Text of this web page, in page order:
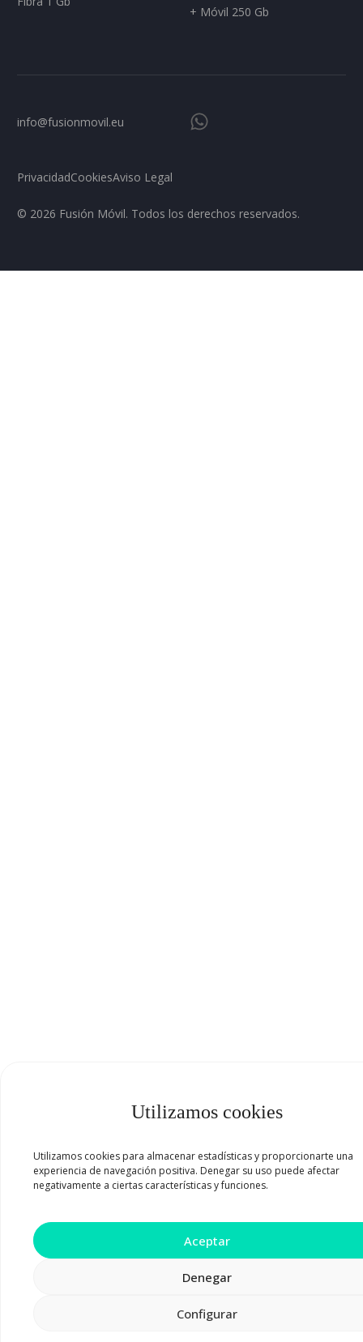
Utilizamos cookies
Utilizamos cookies para almacenar estadísticas y proporcionarte una
experiencia de navegación positiva. Denegar su uso puede afectar
negativamente a ciertas características y funciones.
Aceptar
Denegar
Configurar
+ Móvil 250 Gb
info@fusionmovil.eu
© 2026 Fusión Móvil. Todos los derechos reservados.
PrivacidadCookiesAviso Legal